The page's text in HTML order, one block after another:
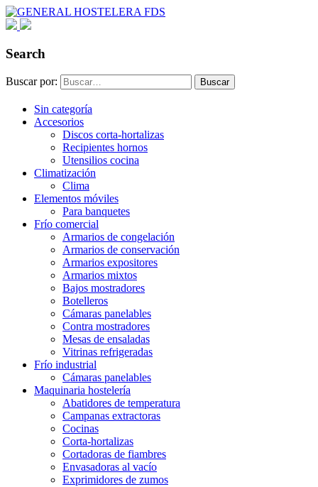
Search
Buscar por: Buscar
Sin categoría
Accesorios
Discos corta-hortalizas
Recipientes hornos
Utensilios cocina
Climatización
Clima
Elementos móviles
Para banquetes
Frío comercial
Armarios de congelación
Armarios de conservación
Armarios expositores
Armarios mixtos
Bajos mostradores
Botelleros
Cámaras panelables
Contra mostradores
Mesas de ensaladas
Vitrinas refrigeradas
Frío industrial
Cámaras panelables
Maquinaria hostelería
Abatidores de temperatura
Campanas extractoras
Cocinas
Corta-hortalizas
Cortadoras de fiambres
Envasadoras al vacío
Exprimidores de zumos